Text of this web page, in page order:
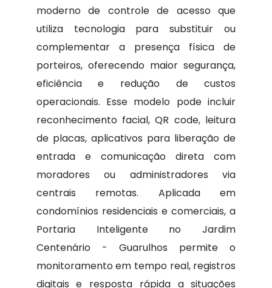
moderno de controle de acesso que
utiliza tecnologia para substituir ou
complementar a presença física de
porteiros, oferecendo maior segurança,
eficiência e redução de custos
operacionais. Esse modelo pode incluir
reconhecimento facial, QR code, leitura
de placas, aplicativos para liberação de
entrada e comunicação direta com
moradores ou administradores via
centrais remotas. Aplicada em
condomínios residenciais e comerciais, a
Portaria Inteligente no Jardim
Centenário - Guarulhos permite o
monitoramento em tempo real, registros
digitais e resposta rápida a situações